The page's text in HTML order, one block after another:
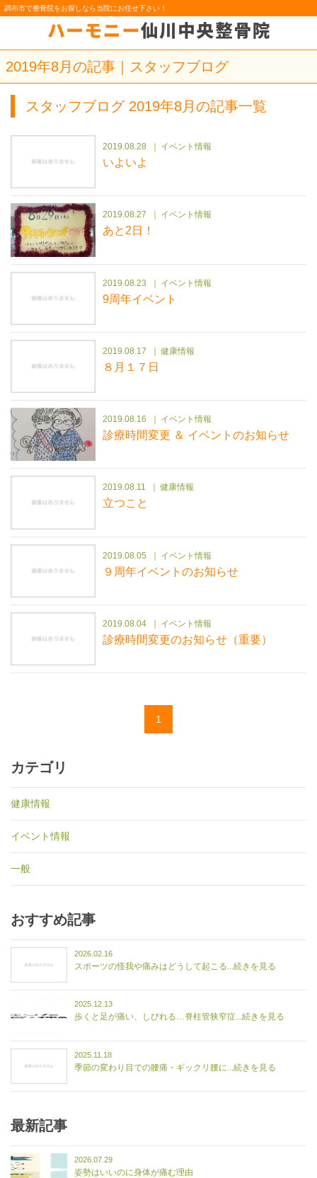
調布市で整骨院をお探しなら当院にお任せ下さい！
2019年8月の記事｜スタッフブログ
スタッフブログ 2019年8月の記事一覧
2019.08.28 イベント情報
いよいよ
2019.08.27 イベント情報
あと2日！
2019.08.23 イベント情報
9周年イベント
2019.08.17 健康情報
８月１７日
2019.08.16 イベント情報
診療時間変更 ＆ イベントのお知らせ
2019.08.11 健康情報
立つこと
2019.08.05 イベント情報
９周年イベントのお知らせ
2019.08.04 イベント情報
診療時間変更のお知らせ（重要）
1
カテゴリ
健康情報
イベント情報
一般
おすすめ記事
2026.02.16
スポーツの怪我や痛みはどうして起こる...続きを見る
2025.12.13
歩くと足が痛い、しびれる…脊柱管狭窄症...続きを見る
2025.11.18
季節の変わり目での腰痛・ギックリ腰に...続きを見る
最新記事
2026.07.29
姿勢はいいのに身体が痛む理由